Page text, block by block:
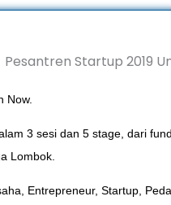
Now.
3 sesi dan 5 stage, dari
Lombok.
Entrepreneur, Startup,